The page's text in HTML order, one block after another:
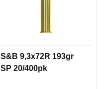
S&B 9,3x72R 193gr
SP 20/400pk